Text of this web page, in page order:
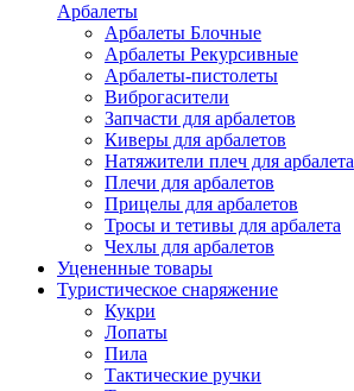
Арбалеты
Арбалеты Блочные
Арбалеты Рекурсивные
Арбалеты-пистолеты
Виброгасители
Запчасти для арбалетов
Киверы для арбалетов
Натяжители плеч для арбалета
Плечи для арбалетов
Прицелы для арбалетов
Тросы и тетивы для арбалета
Чехлы для арбалетов
Уцененные товары
Туристическое снаряжение
Кукри
Лопаты
Пила
Тактические ручки